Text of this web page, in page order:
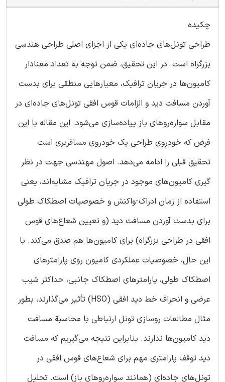
چکیده
طراحی تونل‌های جاده‌ای یکی از اجزای اصلی طراحی هندسی
بزرگراه است. در این تحقیق، ضمن توجه به تعداد معنادار
کامیون‌ها در جریان ترافیک، معیارهایی منطقی برای بدست
آوردن مسافت دید و الزامات قوس افقی تونل‌های جاده‌ای در
مقابل سواره‌روهای باز پیاده‌سازی می‌شود. این مقاله با این
فرض که خودروی طراحی یک خودروی مسافربری است
تحقیق قبلی را ادامه می‌دهد. اصول مهندسی جهت در نظر
گیری کامیون‌های موجود در جریان ترافیک مشابه‌اند، یعنی
استفاده از زمان ادراک-واکنش و خصوصیات اصطکاک طولی
برای بدست آوردن مسافت دید (و تعیین شعاع‌های قوس
افقی در طراحی بزرگراه) برای کامیون‌ها هم صدق می‌کند. با
این حال، خصوصیات عملکردی کامیون روی پارامترهای
اصطکاک طولی، پارامترهای اصطکاک جانبی، حداکثر شیب
عرضی و انحراف خط دید افقی (HSO) تأثیر می‌گذارند، بطور
مثال مطالعات روسازی تونل ارتباطی با محاسبة مسافت
دید کامیون‌ها ندارند. بنابراین نتیجه می‌گیریم که مسافت
دید توقف پارامتری مهم برای شعاع‌های قوس افقی در
تونل‌های جاده‌ای (همانند سواره‌رو‌های باز) است. تحلیل